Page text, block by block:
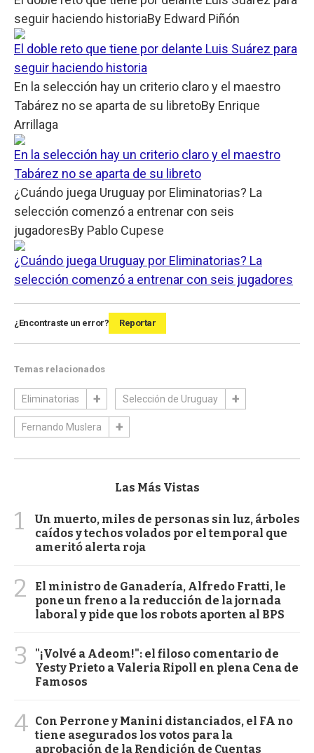
seguir haciendo historiaBy Edward Piñón
El doble reto que tiene por delante Luis Suárez para
seguir haciendo historia
En la selección hay un criterio claro y el maestro
Tabárez no se aparta de su libretoBy Enrique
Arrillaga
En la selección hay un criterio claro y el maestro
Tabárez no se aparta de su libreto
¿Cuándo juega Uruguay por Eliminatorias? La
selección comenzó a entrenar con seis
jugadoresBy Pablo Cupese
¿Cuándo juega Uruguay por Eliminatorias? La
selección comenzó a entrenar con seis jugadores
¿Encontraste un error? Reportar
Temas relacionados
Eliminatorias Selección de Uruguay
Fernando Muslera
Las Más Vistas
1
Un muerto, miles de personas sin luz, árboles
caídos y techos volados por el temporal que
ameritó alerta roja
2
El ministro de Ganadería, Alfredo Fratti, le
pone un freno a la reducción de la jornada
laboral y pide que los robots aporten al BPS
3
"¡Volvé a Adeom!": el filoso comentario de
Yesty Prieto a Valeria Ripoll en plena Cena de
Famosos
4 Con Perrone y Manini distanciados, el FA no
tiene asegurados los votos para la
aprobación de la Rendición de Cuentas